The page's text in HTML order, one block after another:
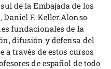
de la Embajada de los
Daniel F. Keller.Alonso
fundacionales de la
difusión y defensa del
a través de estos cursos
de español de todo